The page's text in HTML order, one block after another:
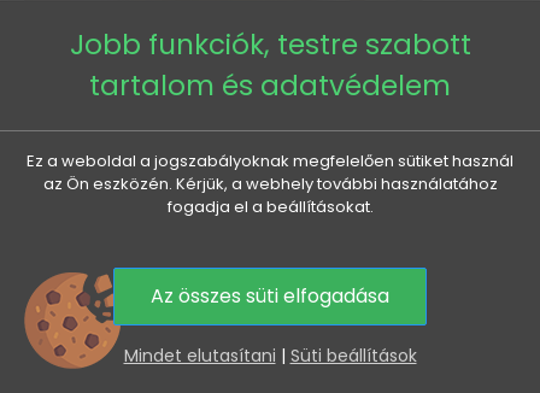
BRUNO 6 modern gardróbszekrény - 100 cm széles,
ár
0
Jobb funkciók, testre szabott
tartalom és adatvédelem
Ez a weboldal a jogszabályoknak megfelelően sütiket használ
az Ön eszközén. Kérjük, a webhely további használatához
fogadja el a beállításokat.
Az összes süti elfogadása
Mindet elutasítani | Süti beállítások